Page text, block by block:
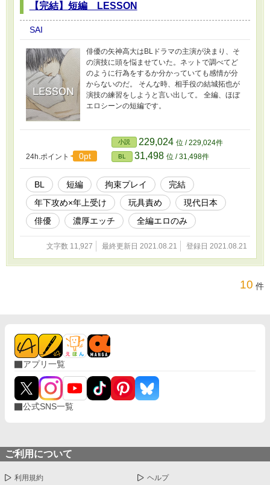
【完結】短編 LESSON
SAI
俳優の矢神高大はBLドラマの主演が決まり、そ
の演技に頭を悩ませていた。ネットで調べてど
のように行為をするか分かっていても感情が分
からないのだ。 そんな時、相手役の結城拓也が
演技の練習をしようと言い出して。 全編、ほぼ
エロシーンの短編です。
24h.ポイント 0pt
小説 229,024 位 / 229,024件
BL 31,498 位 / 31,498件
BL 短編 拘束プレイ
完結
年下攻め×年上受け
玩具責め
現代日本
俳優
濃厚エッチ 全編エロのみ
文字数 11,927 最終更新日 2021.08.21 登録日 2021.08.21
10 件
アプリ一覧
公式SNS一覧
ご利用について
利用規約 ヘルプ